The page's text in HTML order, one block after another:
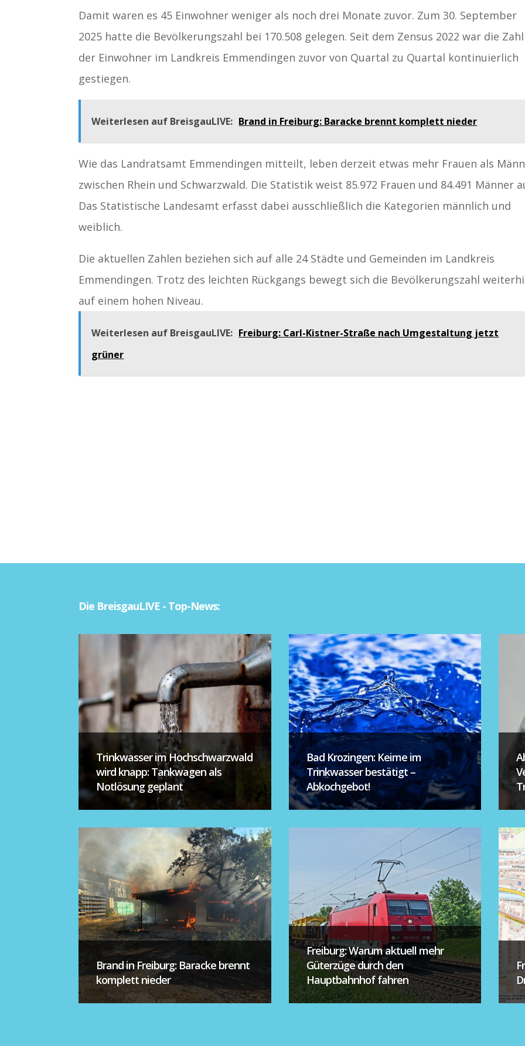
Damit waren es 45 Einwohner weniger als noch drei Monate zuvor. Zum 30. September
2025 hatte die Bevölkerungszahl bei 170.508 gelegen. Seit dem Zensus 2022 war die Zahl
der Einwohner im Landkreis Emmendingen zuvor von Quartal zu Quartal kontinuierlich
gestiegen.
Weiterlesen auf BreisgauLIVE: Brand in Freiburg: Baracke brennt komplett nieder
Wie das Landratsamt Emmendingen mitteilt, leben derzeit etwas mehr Frauen als
zwischen Rhein und Schwarzwald. Die Statistik weist 85.972 Frauen und 84.491 Männer
Das Statistische Landesamt erfasst dabei ausschließlich die Kategorien männlich und
weiblich.
Die aktuellen Zahlen beziehen sich auf alle 24 Städte und Gemeinden im Landkreis
Emmendingen. Trotz des leichten Rückgangs bewegt sich die Bevölkerungszahl
auf einem hohen Niveau.
Weiterlesen auf BreisgauLIVE: Freiburg: Carl-Kistner-Straße nach Umgestaltung jetzt
grüner
Die BreisgauLIVE - Top-News:
Trinkwasser im Hochschwarzwald
wird knapp: Tankwagen als
Notlösung geplant
Bad Krozingen: Keime im
Trinkwasser bestätigt –
Abkochgebot!
Brand in Freiburg: Baracke brennt
komplett nieder
Freiburg: Warum aktuell mehr
Güterzüge durch den
Hauptbahnhof fahren